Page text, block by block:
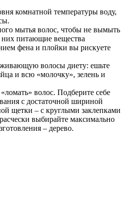
комнатной температуры воду,
мытья волос, чтобы не вымыть
них питающие вещества
фена и плойки вы рискуете
волосы диету: ешьте
и всю «молочку», зелень и
волос. Подберите себе
с достаточной шириной
щетки – с круглыми заклепками
выбирайте максимально
– дерево.